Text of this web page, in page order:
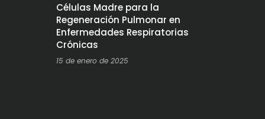
Células Madre para la
Regeneración Pulmonar en
Enfermedades Respiratorias
Crónicas
15 de enero de 2025